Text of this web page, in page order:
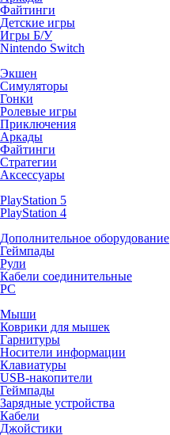
Файтинги
Детские игры
Игры Б/У
Nintendo Switch
Экшен
Симуляторы
Гонки
Ролевые игры
Приключения
Аркады
Файтинги
Стратегии
Аксессуары
PlayStation 5
PlayStation 4
Дополнительное оборудование
Геймпады
Рули
Кабели соединительные
PC
Мыши
Коврики для мышек
Гарнитуры
Носители информации
Клавиатуры
USB-накопители
Геймпады
Зарядные устройства
Кабели
Джойстики